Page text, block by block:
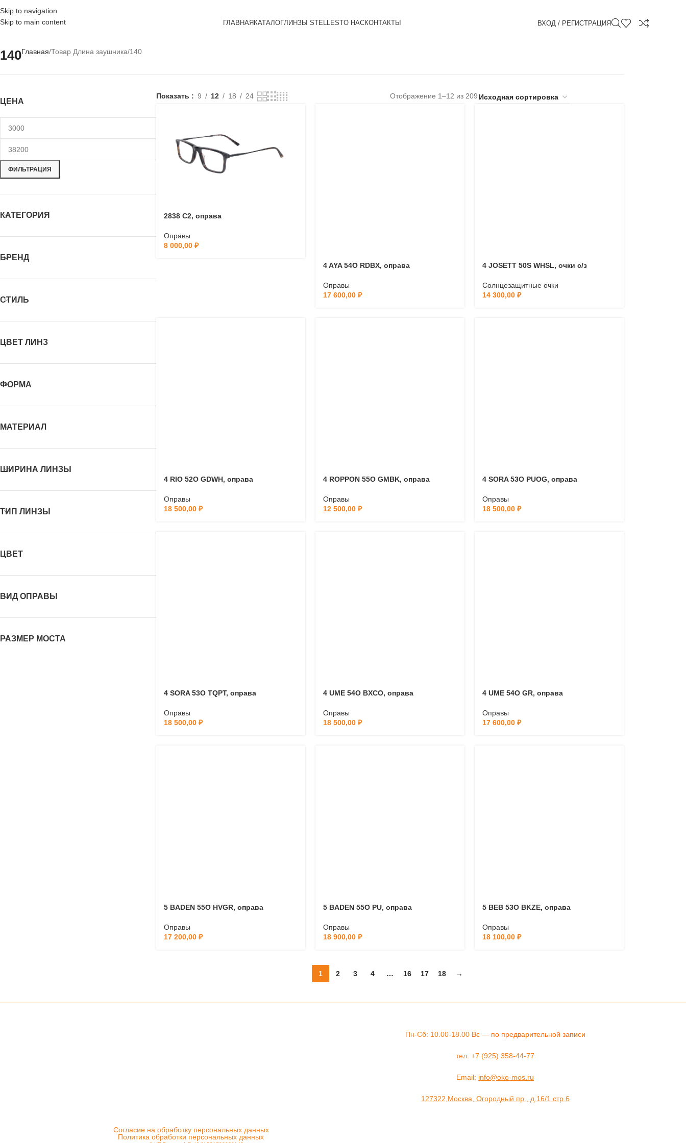
Skip to navigation
Skip to main content
ГЛАВНАЯ КАТАЛОГЛИНЗЫ STELLESTО НАСКОНТАКТЫ ВХОД / РЕГИСТРАЦИЯ
140Главная Товар Длина заушника 140
ЦЕНА
ФИЛЬТРАЦИЯ
КАТЕГОРИЯ
БРЕНД
СТИЛЬ
ЦВЕТ ЛИНЗ
ФОРМА
МАТЕРИАЛ
ШИРИНА ЛИНЗЫ
ТИП ЛИНЗЫ
ЦВЕТ
ВИД ОПРАВЫ
РАЗМЕР МОСТА
Показать 9 12 18 24 Отображение 1–12 из 209
2838 C2, оправа
Оправы
8 000,00 ₽
4 AYA 54O RDBX, оправа
Оправы
17 600,00 ₽
4 JOSETT 50S WHSL, очки с/з
Солнцезащитные очки
14 300,00 ₽
4 RIO 52O GDWH, оправа
Оправы
18 500,00 ₽
4 ROPPON 55O GMBK, оправа
Оправы
12 500,00 ₽
4 SORA 53O PUOG, оправа
Оправы
18 500,00 ₽
4 SORA 53O TQPT, оправа
Оправы
18 500,00 ₽
4 UME 54O BXCO, оправа
Оправы
18 500,00 ₽
4 UME 54O GR, оправа
Оправы
17 600,00 ₽
5 BADEN 55O HVGR, оправа
Оправы
17 200,00 ₽
5 BADEN 55O PU, оправа
Оправы
18 900,00 ₽
5 BEB 53O BKZE, оправа
Оправы
18 100,00 ₽
1 2 3 4 … 16 17 18 →
Согласие на обработку персональных данных
Политика обработки персональных данных
Пн-Сб: 10.00-18.00 Вс — по предварительной записи
тел. +7 (925) 358-44-77
Email: info@oko-mos.ru
127322,Москва, Огородный пр., д.16/1 стр.6